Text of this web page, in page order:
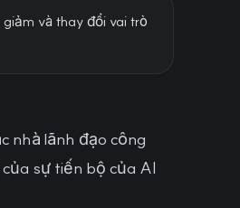
và thay đổi vai trò
nhà lãnh đạo công
sự tiến bộ của AI